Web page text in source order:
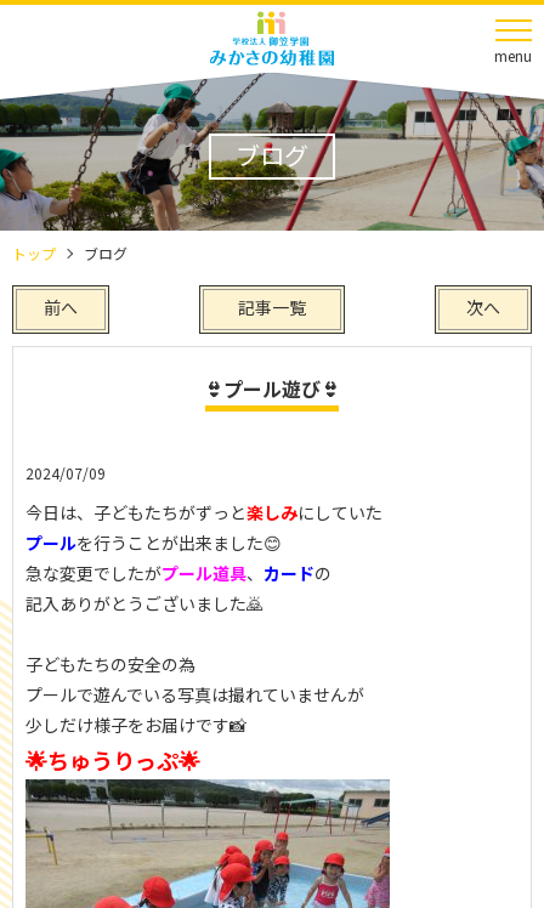
menu
ブログ
トップ ブログ
前へ 次へ
記事一覧
👙プール遊び👙
2024/07/09
今日は、子どもたちがずっと楽しみにしていた
プールを行うことが出来ました😊
急な変更でしたがプール道具、 カードの
記入ありがとうございました🙇
子どもたちの安全の為
プールで遊んでいる写真は撮れていませんが
少しだけ様子をお届けです📸
🌟ちゅうりっぷ🌟